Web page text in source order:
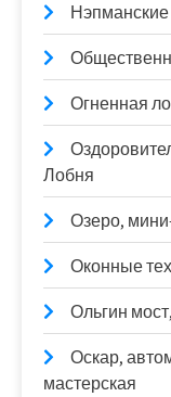
Огненная
Лобня
Озеро,
Оконные
Ольгин
Оскар,
мастерская